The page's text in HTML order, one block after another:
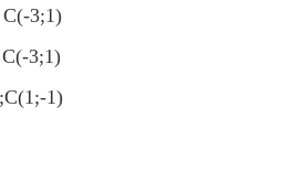
3;1)
3;1)
1)